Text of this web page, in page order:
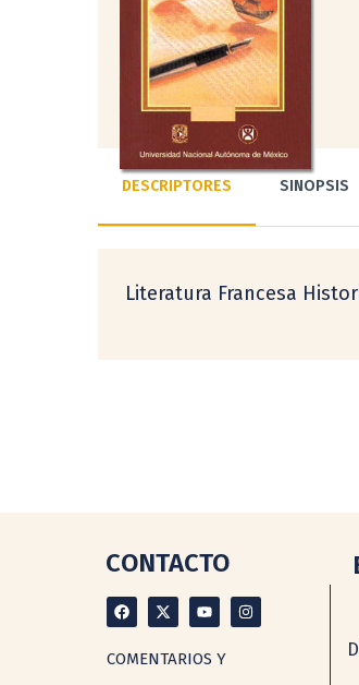
DESCRIPTORES SINOPSIS
Literatura Francesa
CONTACTO
COMENTARIOS Y